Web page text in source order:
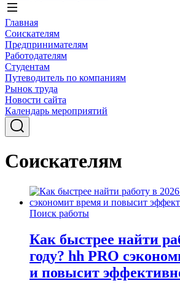
Главная
Соискателям
Предпринимателям
Работодателям
Студентам
Путеводитель по компаниям
Рынок труда
Новости сайта
Календарь мероприятий
Соискателям
Поиск работы
Как быстрее найти
году? hh PRO
и повысит